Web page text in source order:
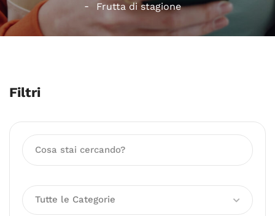
Frutta di stagione
Filtri
Tutte le Categorie